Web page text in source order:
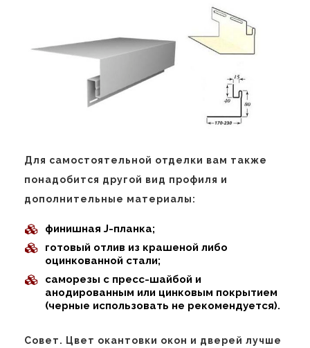
Для самостоятельной отделки вам также
понадобится другой вид профиля и
дополнительные материалы:
финишная J-планка;
готовый отлив из крашеной либо
оцинкованной стали;
саморезы с пресс-шайбой и
анодированным или цинковым покрытием
(черные использовать не рекомендуется).
Совет. Цвет окантовки окон и дверей лучше